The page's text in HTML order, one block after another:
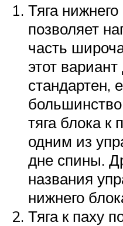
Тяга
позволяет
часть
этот
стандартен,
тяга блока к
одним из
дне спины.
названия
нижнего
Тяга к паху